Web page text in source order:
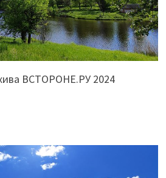
ВСТОРОНЕ.РУ 2024